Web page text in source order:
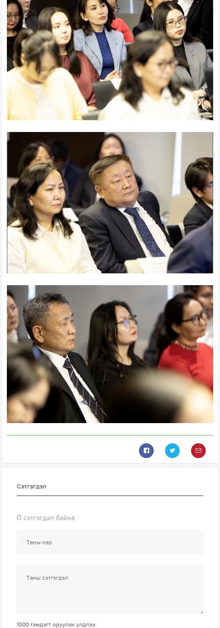
Сэтгэгдэл
0 сэтгэгдэл байна
1000 тэмдэгт оруулах үлдлээ.